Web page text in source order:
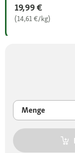
19,99 €
(14,61 €/kg)
Menge